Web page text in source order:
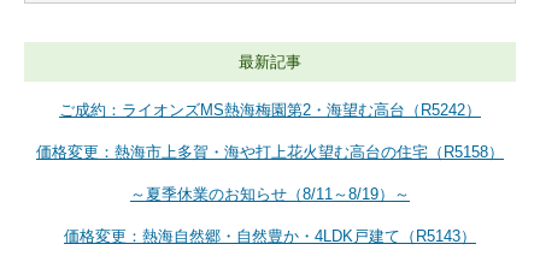
最新記事
ご成約：ライオンズMS熱海梅園第2・海望む高台（R5242）
価格変更：熱海市上多賀・海や打上花火望む高台の住宅（R5158）
～夏季休業のお知らせ（8/11～8/19）～
価格変更：熱海自然郷・自然豊か・4LDK戸建て（R5143）